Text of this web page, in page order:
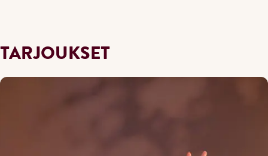
TARJOUKSET